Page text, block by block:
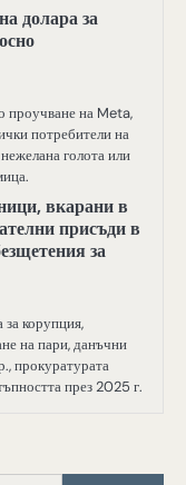
долара за
проучване на Meta,
потребители на
голота или
вкарани в
присъди в
за
за корупция,
на пари, данъчни
прокуратурата
през 2025 г.